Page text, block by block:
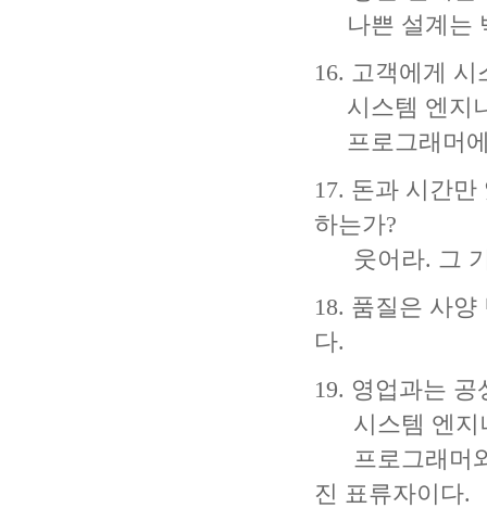
나쁜 설계는
16. 고객에게
시스템 엔지
프로그래머에
17. 돈과 시간
하는가?
웃어라. 그 기
18. 품질은 사
다.
19. 영업과는
시스템 엔지
프로그래머와
진 표류자이다.